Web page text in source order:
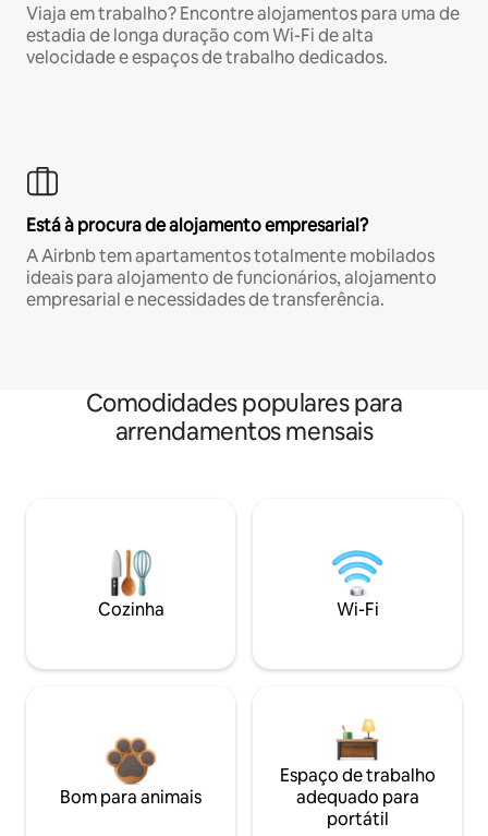
Viaja em trabalho? Encontre alojamentos para uma de
estadia de longa duração com Wi-Fi de alta
velocidade e espaços de trabalho dedicados.
Está à procura de alojamento empresarial?
A Airbnb tem apartamentos totalmente mobilados
ideais para alojamento de funcionários, alojamento
empresarial e necessidades de transferência.
Comodidades populares para
arrendamentos mensais
Cozinha Wi-Fi
Bom para animais
Espaço de trabalho
adequado para
portátil